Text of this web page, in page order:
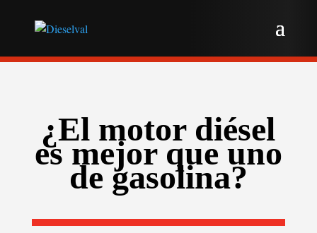
¿El motor diésel
es mejor que uno
de gasolina?